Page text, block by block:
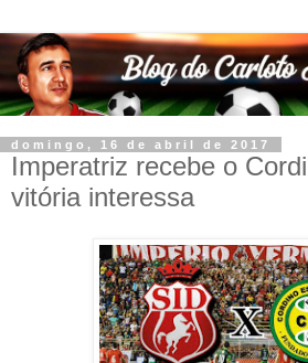
domingo, 16 de abril de 2017
Imperatriz recebe o
vitória interessa